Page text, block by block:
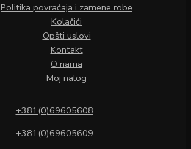
Politika povraćaja i zamene robe
Kolačići
Opšti uslovi
Kontakt
O nama
Moj nalog
+381(0)69605608
+381(0)69605609